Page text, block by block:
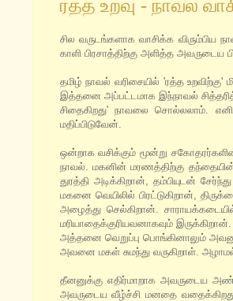
ரத்த உறவு - நாவல்
சில வருடங்களாக வாசிக்க
காளி பிரசாத்திற்கு அளித்த அவருடைய
தமிழ் நாவல் வரிசையில் 'ரத்த
இத்தனை அப்பட்டமாக இந்நாவல்
சிதைகிறது' நாவலை சொல்லலாம்.
மதிப்பிடுவேன்.
ஒன்றாக வசிக்கும் மூன்று
நாவல். மகனின் மரணத்திற்கு
துரத்தி அடிக்கிறான், தம்பியுடன்
மகனை வெயிலில் பிரட்டுகிறான்,
அழைத்து செல்கிறான்.
மரியாதைக்குரியவனாகவும்
அத்தனை வெறுப்பு பொங்கினாலும்
அவனை மகள் சுமந்து வருகிறாள்.
தீனனுக்கு எதிர்மாறாக அவருடைய
அவருடைய வீழ்ச்சி மனதை வதைக்கிறது.